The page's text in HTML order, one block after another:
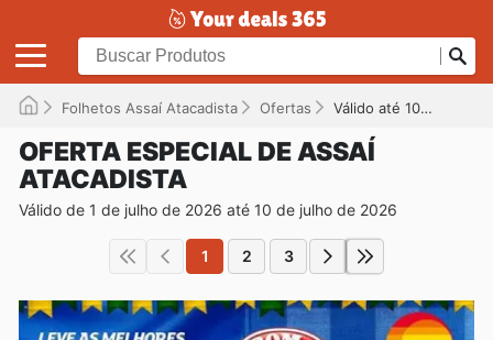
Folhetos Assaí Atacadista Ofertas Válido até 10/07/2026
OFERTA ESPECIAL DE ASSAÍ
ATACADISTA
Válido de 1 de julho de 2026 até 10 de julho de 2026
1 2 3